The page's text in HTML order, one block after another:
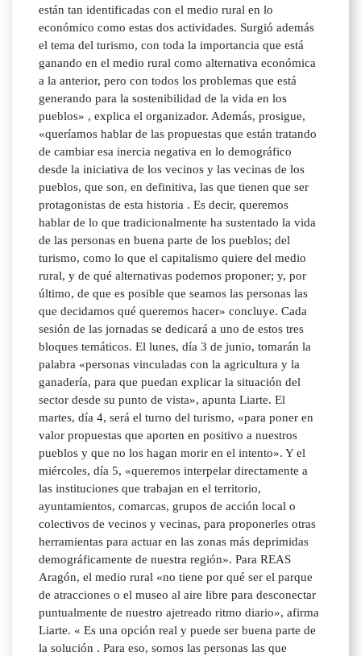
están tan identificadas con el medio rural en lo
económico como estas dos actividades. Surgió además
el tema del turismo, con toda la importancia que está
ganando en el medio rural como alternativa económica
a la anterior, pero con todos los problemas que está
generando para la sostenibilidad de la vida en los
pueblos» , explica el organizador. Además, prosigue,
«queríamos hablar de las propuestas que están tratando
de cambiar esa inercia negativa en lo demográfico
desde la iniciativa de los vecinos y las vecinas de los
pueblos, que son, en definitiva, las que tienen que ser
protagonistas de esta historia . Es decir, queremos
hablar de lo que tradicionalmente ha sustentado la vida
de las personas en buena parte de los pueblos; del
turismo, como lo que el capitalismo quiere del medio
rural, y de qué alternativas podemos proponer; y, por
último, de que es posible que seamos las personas las
que decidamos qué queremos hacer» concluye. Cada
sesión de las jornadas se dedicará a uno de estos tres
bloques temáticos. El lunes, día 3 de junio, tomarán la
palabra «personas vinculadas con la agricultura y la
ganadería, para que puedan explicar la situación del
sector desde su punto de vista», apunta Liarte. El
martes, día 4, será el turno del turismo, «para poner en
valor propuestas que aporten en positivo a nuestros
pueblos y que no los hagan morir en el intento». Y el
miércoles, día 5, «queremos interpelar directamente a
las instituciones que trabajan en el territorio,
ayuntamientos, comarcas, grupos de acción local o
colectivos de vecinos y vecinas, para proponerles otras
herramientas para actuar en las zonas más deprimidas
demográficamente de nuestra región». Para REAS
Aragón, el medio rural «no tiene por qué ser el parque
de atracciones o el museo al aire libre para desconectar
puntualmente de nuestro ajetreado ritmo diario», afirma
Liarte. « Es una opción real y puede ser buena parte de
la solución . Para eso, somos las personas las que